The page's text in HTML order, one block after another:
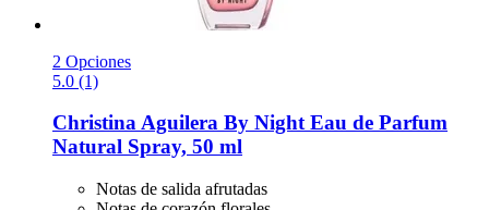
2 Opciones
5.0 (1)
Christina Aguilera By Night Eau de Parfum
Natural Spray, 50 ml
Notas de salida afrutadas